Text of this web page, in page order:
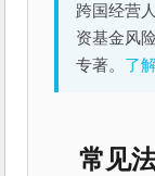
跨国经营
资基金风
专著。 了
常见